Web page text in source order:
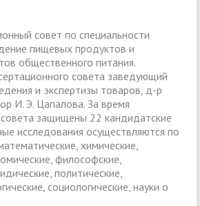
совет по специальности
пищевых продуктов и
общественного питания.
совета заведующий
и экспертизы товаров, д-р
И. Э. Цапалова. За время
защищены 22 кандидатские
исследования осуществляются по
химические,
философские,
политические,
социологические, науки о